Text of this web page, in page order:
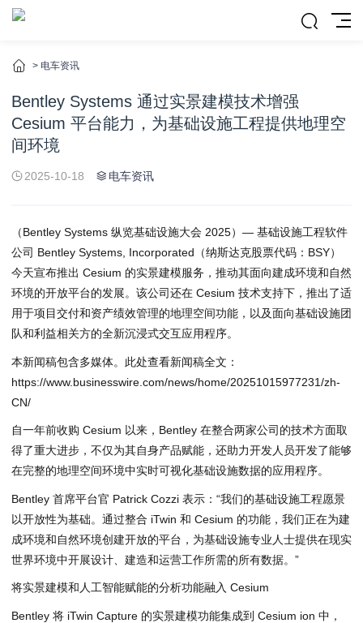
> 电车资讯
Bentley Systems 通过实景建模技术增强
Cesium 平台能力，为基础设施工程提供地理空
间环境
2025-10-18 电车资讯
（Bentley Systems 纵览基础设施大会 2025）— 基础设施工程软件
公司 Bentley Systems, Incorporated（纳斯达克股票代码：BSY）
今天宣布推出 Cesium 的实景建模服务，推动其面向建成环境和自然
环境的开放平台的发展。该公司还在 Cesium 技术支持下，推出了适
用于项目交付和资产绩效管理的地理空间功能，以及面向基础设施团
队和利益相关方的全新沉浸式交互应用程序。
本新闻稿包含多媒体。此处查看新闻稿全文：
https://www.businesswire.com/news/home/20251015977231/zh-
CN/
自一年前收购 Cesium 以来，Bentley 在整合两家公司的技术方面取
得了重大进步，不仅为其自身产品赋能，还助力开发人员开发了能够
在完整的地理空间环境中实时可视化基础设施数据的应用程序。
Bentley 首席平台官 Patrick Cozzi 表示：“我们的基础设施工程愿景
以开放性为基础。通过整合 iTwin 和 Cesium 的功能，我们正在为建
成环境和自然环境创建开放的平台，为基础设施专业人士提供在现实
世界环境中开展设计、建造和运营工作所需的所有数据。”
将实景建模和人工智能赋能的分析功能融入 Cesium
Bentley 将 iTwin Capture 的实景建模功能集成到 Cesium ion 中，